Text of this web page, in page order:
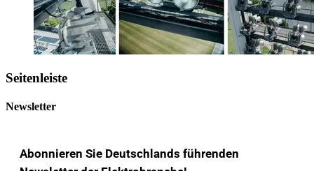
Seitenleiste
Newsletter
Abonnieren Sie Deutschlands führenden